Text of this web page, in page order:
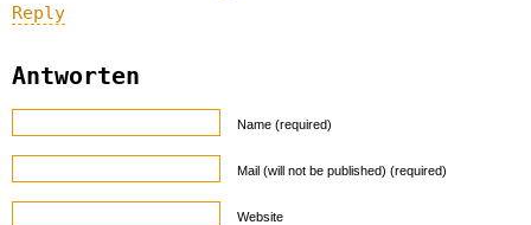
Reply
Antworten
Name (required)
Mail (will not be published) (required)
Website